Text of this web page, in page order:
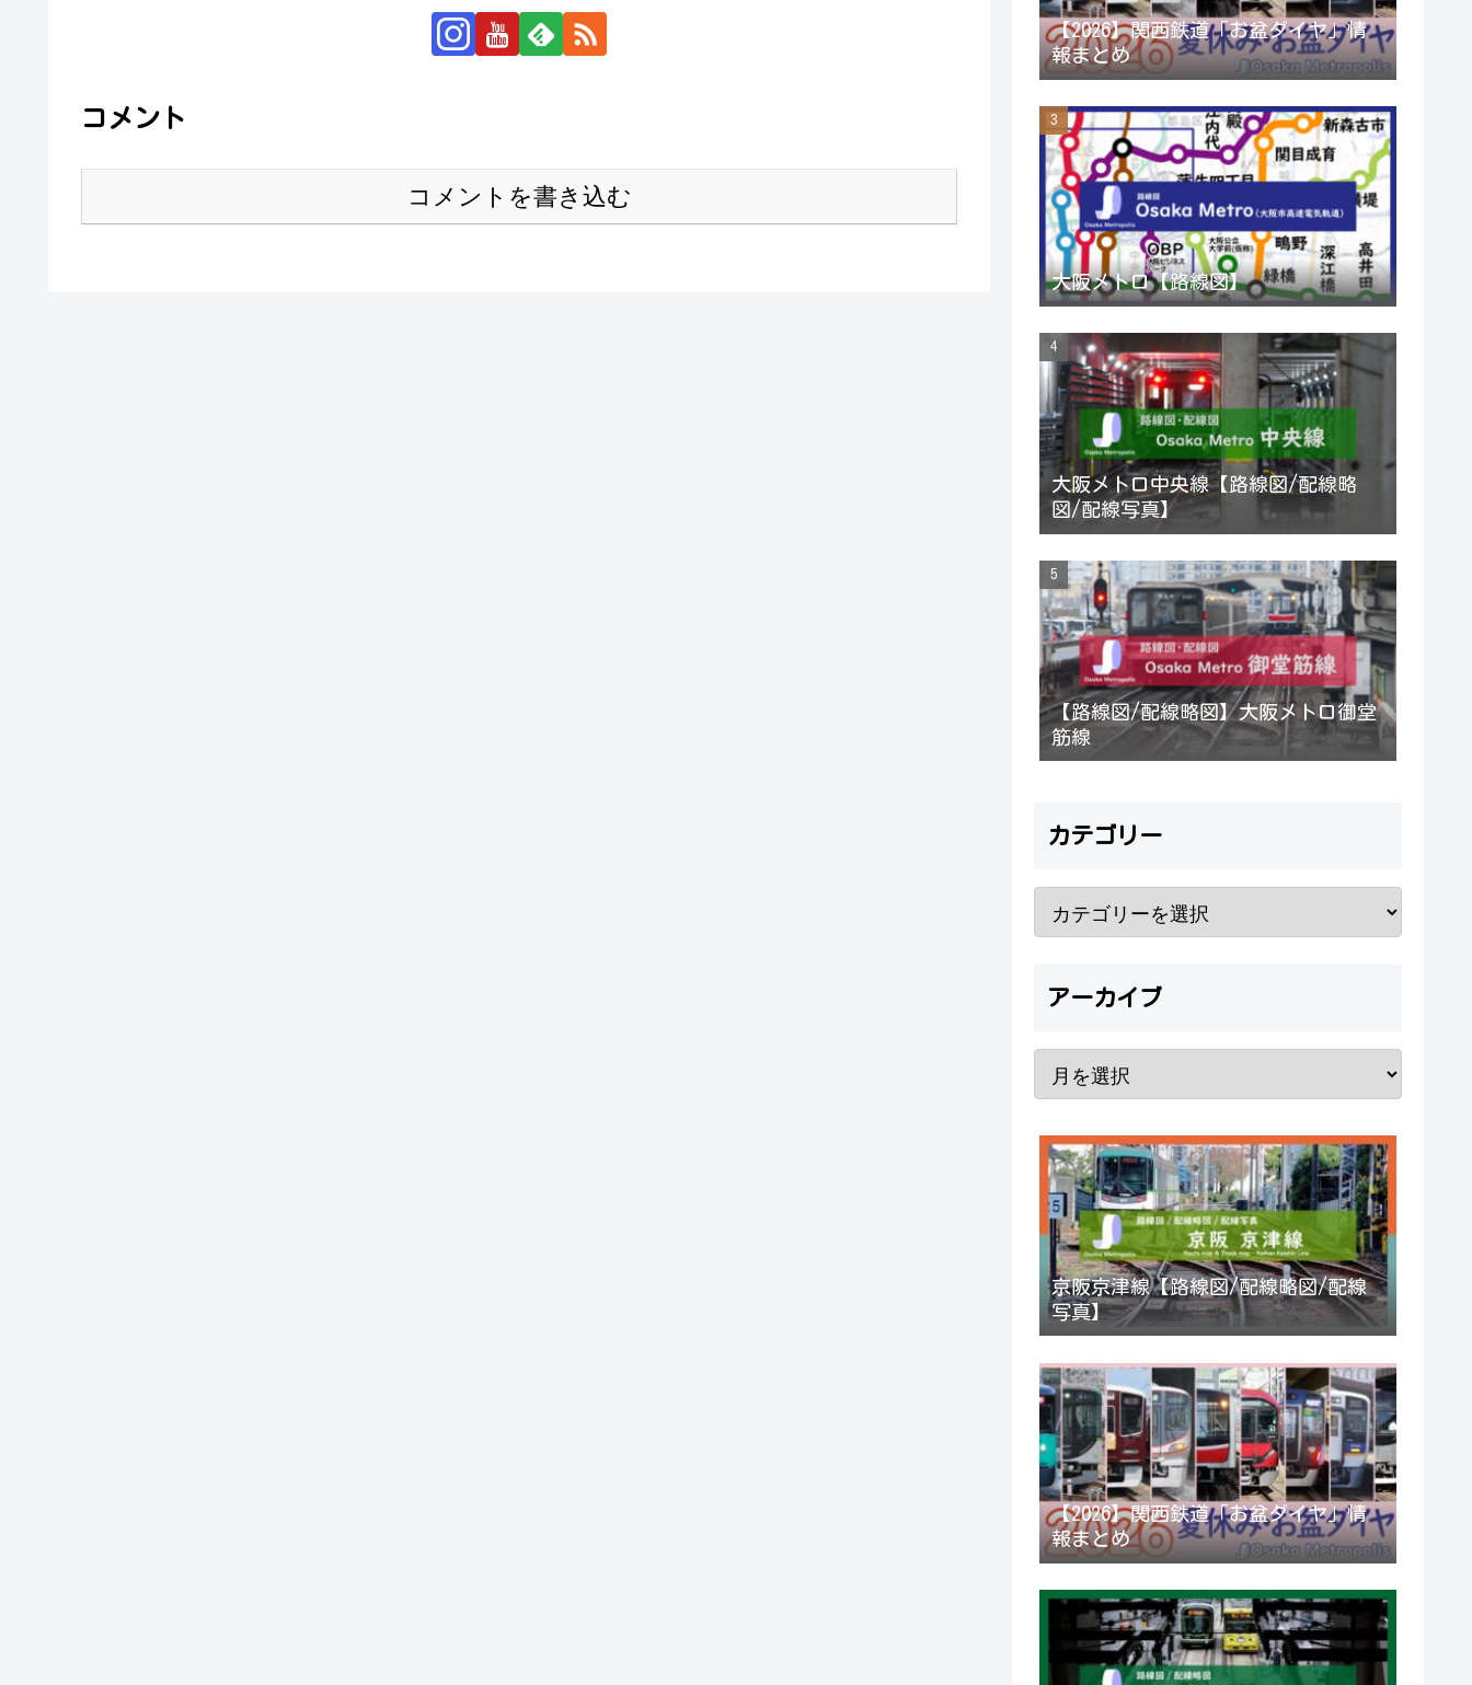
コメント
コメントを書き込む
a
n
e
l
【2026】関西鉄道「お盆ダイヤ」情
報まとめ
大阪メトロ【路線図】
大阪メトロ中央線【路線図/配線略
図/配線写真】
【路線図/配線略図】大阪メトロ御堂
筋線
カテゴリー
アーカイブ
京阪京津線【路線図/配線略図/配線
写真】
【2026】関西鉄道「お盆ダイヤ」情
報まとめ